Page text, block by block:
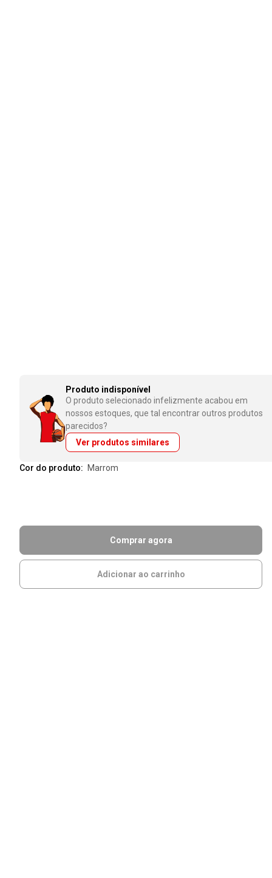
Produto indisponível
O produto selecionado infelizmente acabou em
nossos estoques, que tal encontrar outros produtos
parecidos?
Ver produtos similares
Cor do produto: marrom
Comprar agora
Adicionar ao carrinho